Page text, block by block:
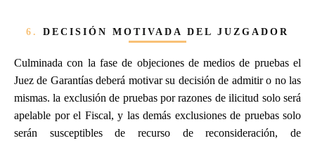
6. DECISIÓN MOTIVADA DEL JUZGADOR
Culminada con la fase de objeciones de medios de pruebas el
Juez de Garantías deberá motivar su decisión de admitir o no las
mismas. la exclusión de pruebas por razones de ilicitud solo será
apelable por el Fiscal, y las demás exclusiones de pruebas solo
serán susceptibles de recurso de reconsideración, de